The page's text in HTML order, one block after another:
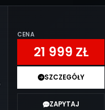
CENA
21 999 ZŁ
SZCZEGÓŁY
ZAPYTAJ